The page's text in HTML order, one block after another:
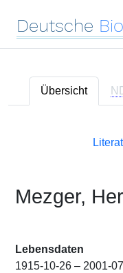
Deutsche
Übersicht
Mezger,
Lebensdaten
1915-10-26 – 2001-